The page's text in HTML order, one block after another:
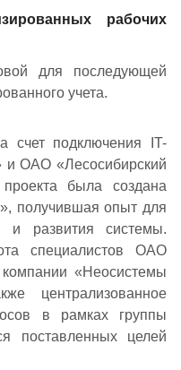
рабочих
для последующей
учета.
счет подключения IT-
и ОАО «Лесосибирский
была создана
получившая опыт для
и развития системы.
специалистов ОАО
«Неосистемы
централизованное
в рамках группы
поставленных целей